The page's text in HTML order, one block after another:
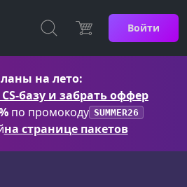
Войти
на лето:
базу и забрать оффер
по промокоду SUMMER26
на странице пакетов